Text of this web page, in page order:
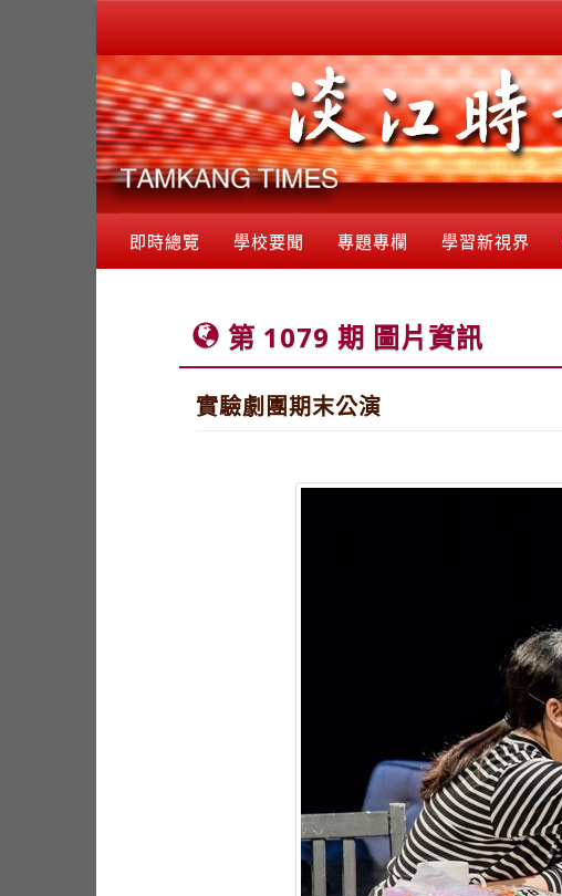
即時總覽 學校要聞 專題專欄 學習新視界
第 1079 期 圖片資訊
實驗劇團期末公演